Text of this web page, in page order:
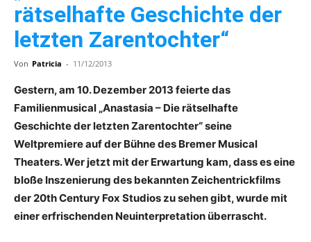
rätselhafte Geschichte der
letzten Zarentochter“
Von Patricia - 11/12/2013
Gestern, am 10. Dezember 2013 feierte das
Familienmusical „Anastasia – Die rätselhafte
Geschichte der letzten Zarentochter“ seine
Weltpremiere auf der Bühne des Bremer Musical
Theaters. Wer jetzt mit der Erwartung kam, dass es eine
bloße Inszenierung des bekannten Zeichentrickfilms
der 20th Century Fox Studios zu sehen gibt, wurde mit
einer erfrischenden Neuinterpretation überrascht.